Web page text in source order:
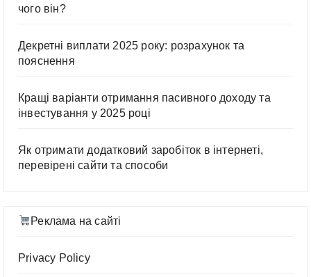
чого він?
Декретні виплати 2025 року: розрахунок та
пояснення
Кращі варіанти отримання пасивного доходу та
інвестування у 2025 році
Як отримати додатковий заробіток в інтернеті,
перевірені сайти та способи
Реклама на сайті
Privacy Policy